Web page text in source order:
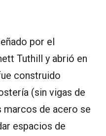
por el
Tuthill y abrió en
construido
(sin vigas de
marcos de acero se
espacios de